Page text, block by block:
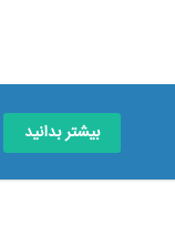
بیشتر بدانید